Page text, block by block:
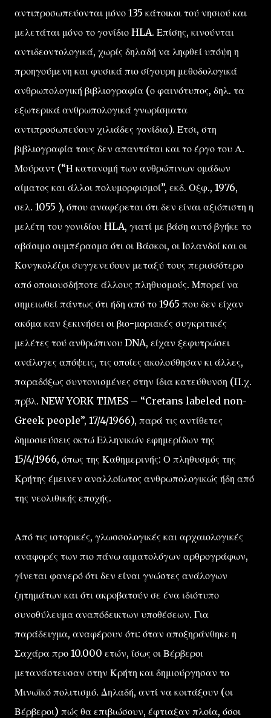
αντιπροσωπεύονται μόνο 135 κάτοικοι τού νησιού και
μελετάται μόνο το γονίδιο HLA. Επίσης, κινούνται
αντιδεοντολογικά, χωρίς δηλαδή να ληφθεί υπόψη η
προηγούμενη και φυσικά πιο σίγουρη μεθοδολογικά
ανθρωπολογική βιβλιογραφία (ο φαινότυπος, δηλ. τα
εξωτερικά ανθρωπολογικά γνωρίσματα
αντιπροσωπεύουν χιλιάδες γονίδια). Έτσι, στη
βιβλιογραφία τους δεν απαντάται και το έργο του Α.
Μούραντ (“Η κατανομή των ανθρώπινων ομάδων
αίματος και άλλοι πολυμορφισμοί”, εκδ. Οξφ., 1976,
σελ. 1055 ), όπου αναφέρεται ότι δεν είναι αξιόπιστη η
μελέτη του γονιδίου HLA, γιατί με βάση αυτό βγήκε το
αβάσιμο συμπέρασμα ότι οι Βάσκοι, οι Ισλανδοί και οι
Κονγκολέζοι συγγενεύουν μεταξύ τους περισσότερο
από οποιουσδήποτε άλλους πληθυσμούς. Μπορεί να
σημειωθεί πάντως ότι ήδη από το 1965 που δεν είχαν
ακόμα καν ξεκινήσει οι βιο-μοριακές συγκριτικές
μελέτες τού ανθρώπινου DNA, είχαν ξεφυτρώσει
ανάλογες απόψεις, τις οποίες ακολούθησαν κι άλλες,
παραδόξως συντονισμένες στην ίδια κατεύθυνση (Π.χ.
πρβλ. NEW YORK TIMES – “Cretans labeled non-
Greek people”, 17/4/1966), παρά τις αντίθετες
δημοσιεύσεις οκτώ Ελληνικών εφημερίδων της
15/4/1966, όπως της Καθημερινής: Ο πληθυσμός της
Κρήτης έμεινεν αναλλοίωτος ανθρωπολογικώς ήδη από
της νεολιθικής εποχής.
Από τις ιστορικές, γλωσσολογικές και αρχαιολογικές
αναφορές των πιο πάνω αιματολόγων αρθρογράφων,
γίνεται φανερό ότι δεν είναι γνώστες ανάλογων
ζητημάτων και ότι ακροβατούν σε ένα ιδιότυπο
συνοθύλευμα αναπόδεικτων υποθέσεων. Για
παράδειγμα, αναφέρουν ότι: όταν αποξηράνθηκε η
Σαχάρα προ 10.000 ετών, ίσως οι Βέρβεροι
μετανάστευσαν στην Κρήτη και δημιούργησαν το
Μινωϊκό πολιτισμό. Δηλαδή, αντί να κοιτάξουν (οι
Βέρβεροι) πώς θα επιβιώσουν, έφτιαξαν πλοία, όσοι